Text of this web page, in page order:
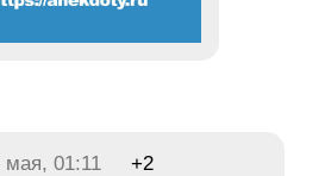
мая, 01:11
+2